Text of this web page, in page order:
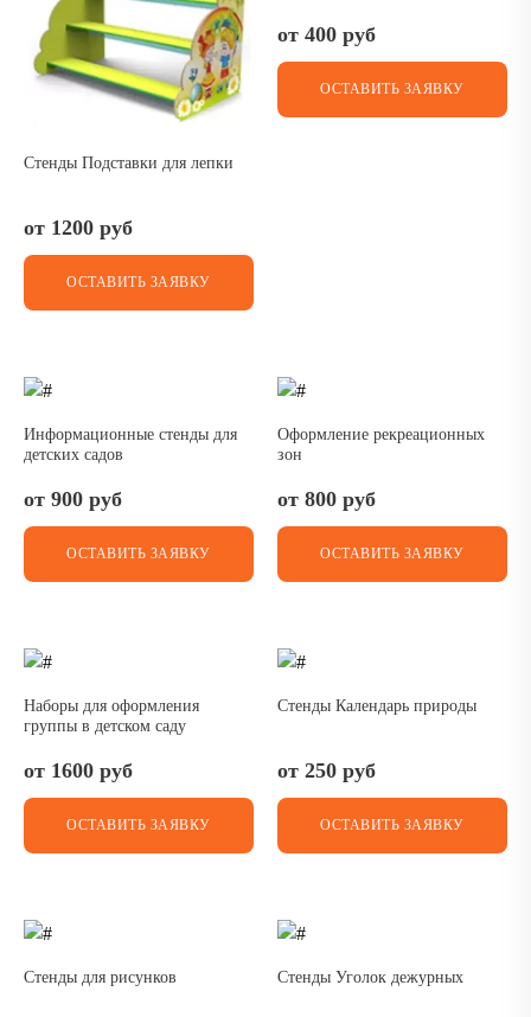
Стенды Подставки для лепки
от 1200 руб
ОСТАВИТЬ ЗАЯВКУ
от 400 руб
ОСТАВИТЬ ЗАЯВКУ
Информационные стенды для
детских садов
от 900 руб
ОСТАВИТЬ ЗАЯВКУ
Оформление рекреационных
зон
от 800 руб
ОСТАВИТЬ ЗАЯВКУ
Наборы для оформления
группы в детском саду
от 1600 руб
ОСТАВИТЬ ЗАЯВКУ
Стенды Календарь природы
от 250 руб
ОСТАВИТЬ ЗАЯВКУ
Стенды для рисунков Стенды Уголок дежурных